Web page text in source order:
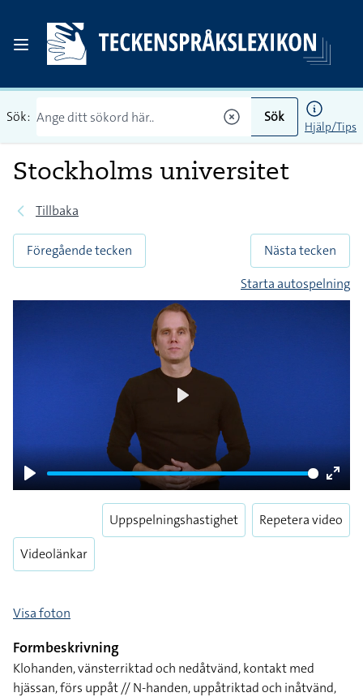
Sök: Sök
Hjälp/Tips
Stockholms universitet
Tillbaka
Föregående tecken
Nästa tecken
Starta autospelning
Play
Enter
Videolänkar
Uppspelningshastighet Repetera video
Visa foton
Formbeskrivning
Klohanden, vänsterriktad och nedåtvänd, kontakt med
hjässan, förs uppåt // N-handen, uppåtriktad och inåtvänd,